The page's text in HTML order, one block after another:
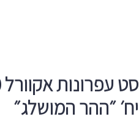
יח׳ ״ההר המושלג״